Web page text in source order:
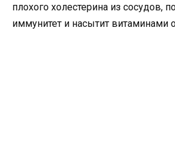
плохого холестерина из сосудов,
иммунитет и насытит витаминами